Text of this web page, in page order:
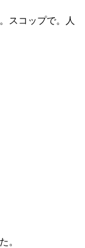
スコップで。人
。